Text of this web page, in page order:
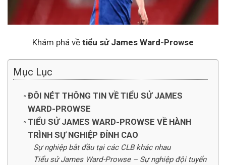
Khám phá về tiểu sử James Ward-Prowse
Mục Lục
ĐÔI NÉT THÔNG TIN VỀ TIỂU SỬ JAMES
WARD-PROWSE
TIỂU SỬ JAMES WARD-PROWSE VỀ HÀNH
TRÌNH SỰ NGHIỆP ĐỈNH CAO
Sự nghiệp bắt đầu tại các CLB khác nhau
Tiểu sử James Ward-Prowse – Sự nghiệp đội tuyển